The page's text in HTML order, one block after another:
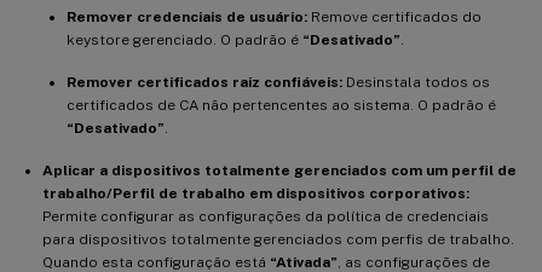
Remover credenciais de usuário: Remove certificados do
keystore gerenciado. O padrão é “Desativado”
Remover certificados raiz confiáveis: Desinstala todos os
certificados de CA não pertencentes ao sistema. O padrão é
“Desativado”
Aplicar a dispositivos totalmente gerenciados com um perfil de
trabalho/Perfil de trabalho em dispositivos corporativos:
Permite configurar as configurações da política de credenciais
para dispositivos totalmente gerenciados com perfis de trabalho.
Quando esta configuração está “Ativada” , as configurações de